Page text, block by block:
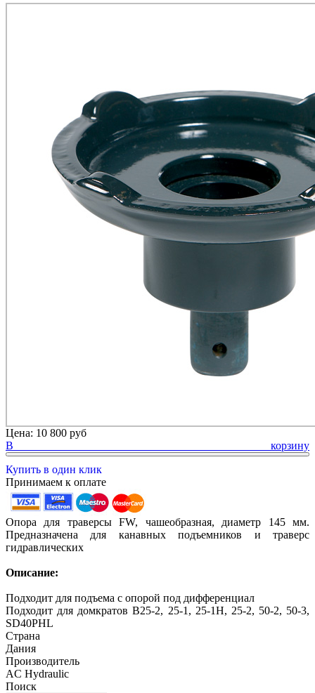
Цена: 10 800 руб
В корзину
Купить в один клик
Принимаем к оплате
Опора для траверсы FW, чашеобразная, диаметр 145 мм.
Предназначена для канавных подъемников и траверс
гидравлических
Описание:
Подходит для подъема с опорой под дифференциал
Подходит для домкратов B25-2, 25-1, 25-1H, 25-2, 50-2, 50-3,
SD40PHL
Страна
Дания
Производитель
AC Hydraulic
Поиск